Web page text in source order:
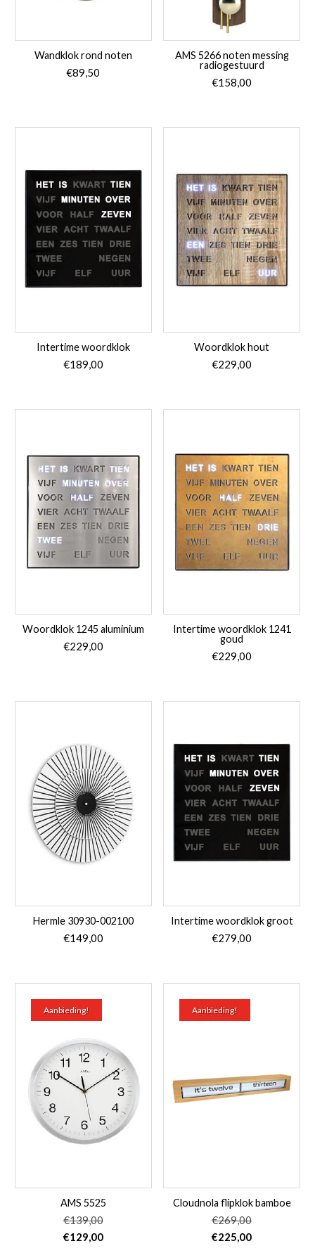
Wandklok rond noten
€89,50
AMS 5266 noten messing
radiogestuurd
€158,00
Intertime woordklok
€189,00
Woordklok hout
€229,00
Woordklok 1245 aluminium
€229,00
Intertime woordklok 1241
goud
€229,00
Hermle 30930-002100
€149,00
Intertime woordklok groot
€279,00
Aanbieding!
AMS 5525
€139,00
Oorspronkelijke
€129,00Huidige
Aanbieding!
Cloudnola flipklok bamboe
€269,00
Oorspronkelijke
€225,00Huidige